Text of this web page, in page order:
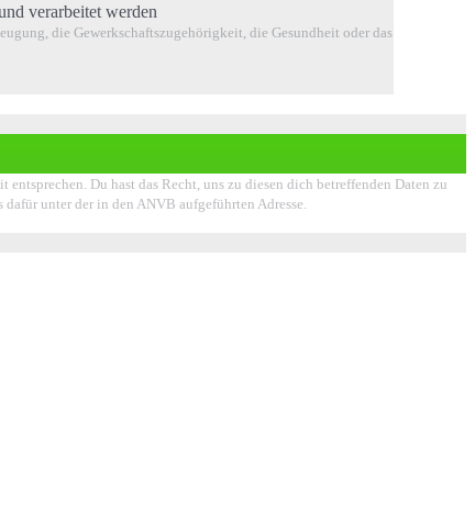
verarbeitet werden
die Gewerkschaftszugehörigkeit, die Gesundheit oder das
Du hast das Recht, uns zu diesen dich betreffenden Daten zu
unter der in den ANVB aufgeführten Adresse.